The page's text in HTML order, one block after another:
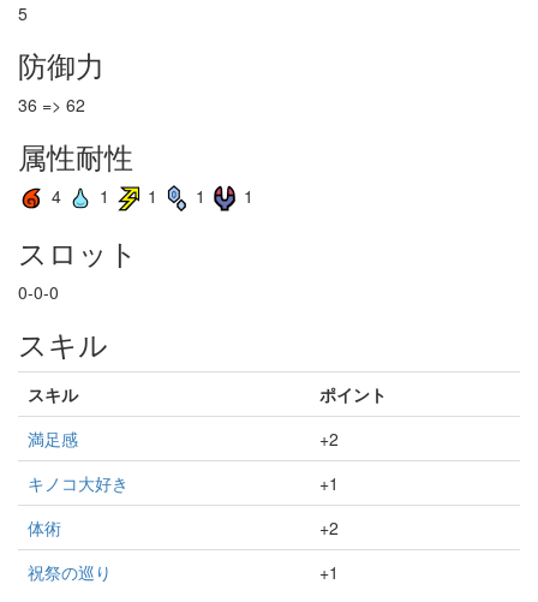
5
防御力
36 => 62
属性耐性
4 1 1 1 1
スロット
0-0-0
スキル
スキル
ポイント
満足感
+2
キノコ大好き
+1
体術
+2
祝祭の巡り
+1